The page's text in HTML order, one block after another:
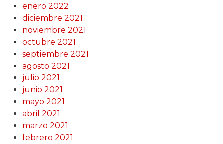
enero 2022
diciembre 2021
noviembre 2021
octubre 2021
septiembre 2021
agosto 2021
julio 2021
junio 2021
mayo 2021
abril 2021
marzo 2021
febrero 2021